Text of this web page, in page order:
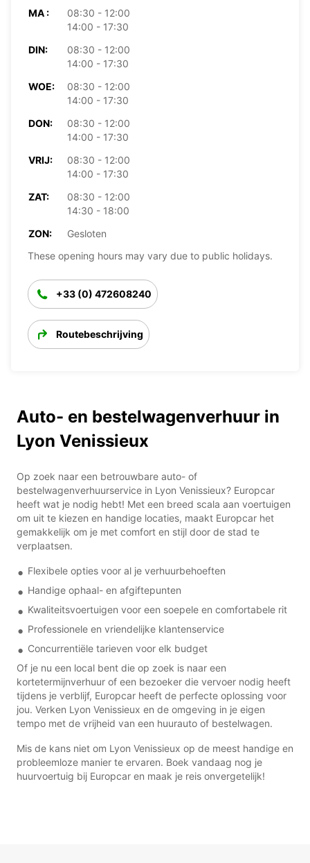
MA :
08:30 - 12:00
14:00 - 17:30
DIN:
08:30 - 12:00
14:00 - 17:30
WOE:
08:30 - 12:00
14:00 - 17:30
DON:
08:30 - 12:00
14:00 - 17:30
VRIJ:
08:30 - 12:00
14:00 - 17:30
ZAT:
08:30 - 12:00
14:30 - 18:00
ZON:
Gesloten
These opening hours may vary due to public holidays.
+33 (0) 472608240
Routebeschrijving
Auto- en bestelwagenverhuur in
Lyon Venissieux
Op zoek naar een betrouwbare auto- of
bestelwagenverhuurservice in Lyon Venissieux? Europcar
heeft wat je nodig hebt! Met een breed scala aan voertuigen
om uit te kiezen en handige locaties, maakt Europcar het
gemakkelijk om je met comfort en stijl door de stad te
verplaatsen.
Flexibele opties voor al je verhuurbehoeften
Handige ophaal- en afgiftepunten
Kwaliteitsvoertuigen voor een soepele en comfortabele rit
Professionele en vriendelijke klantenservice
Concurrentiële tarieven voor elk budget
Of je nu een local bent die op zoek is naar een
kortetermijnverhuur of een bezoeker die vervoer nodig heeft
tijdens je verblijf, Europcar heeft de perfecte oplossing voor
jou. Verken Lyon Venissieux en de omgeving in je eigen
tempo met de vrijheid van een huurauto of bestelwagen.
Mis de kans niet om Lyon Venissieux op de meest handige en
probleemloze manier te ervaren. Boek vandaag nog je
huurvoertuig bij Europcar en maak je reis onvergetelijk!